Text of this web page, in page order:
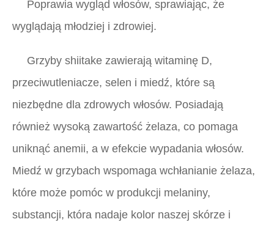
Poprawia wygląd włosów, sprawiając, że
wyglądają młodziej i zdrowiej.
Grzyby shiitake zawierają witaminę D,
przeciwutleniacze, selen i miedź, które są
niezbędne dla zdrowych włosów. Posiadają
również wysoką zawartość żelaza, co pomaga
uniknąć anemii, a w efekcie wypadania włosów.
Miedź w grzybach wspomaga wchłanianie żelaza,
które może pomóc w produkcji melaniny,
substancji, która nadaje kolor naszej skórze i